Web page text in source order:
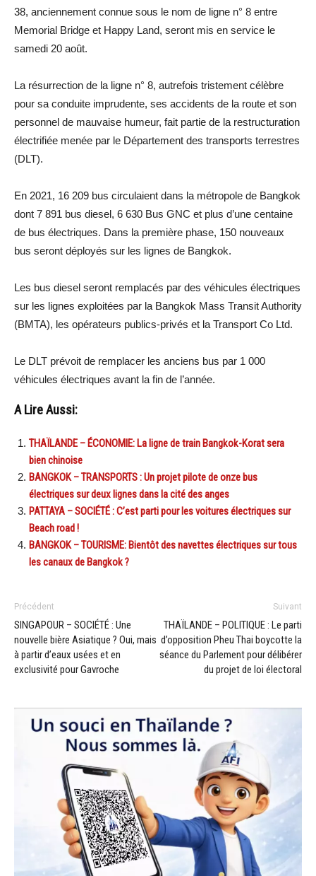
38, anciennement connue sous le nom de ligne n° 8 entre
Memorial Bridge et Happy Land, seront mis en service le
samedi 20 août.
La résurrection de la ligne n° 8, autrefois tristement célèbre
pour sa conduite imprudente, ses accidents de la route et son
personnel de mauvaise humeur, fait partie de la restructuration
électrifiée menée par le Département des transports terrestres
(DLT).
En 2021, 16 209 bus circulaient dans la métropole de Bangkok
dont 7 891 bus diesel, 6 630 Bus GNC et plus d’une centaine
de bus électriques. Dans la première phase, 150 nouveaux
bus seront déployés sur les lignes de Bangkok.
Les bus diesel seront remplacés par des véhicules électriques
sur les lignes exploitées par la Bangkok Mass Transit Authority
(BMTA), les opérateurs publics-privés et la Transport Co Ltd.
Le DLT prévoit de remplacer les anciens bus par 1 000
véhicules électriques avant la fin de l’année.
A Lire Aussi:
THAÏLANDE – ÉCONOMIE: La ligne de train Bangkok-Korat sera
bien chinoise
BANGKOK – TRANSPORTS : Un projet pilote de onze bus
électriques sur deux lignes dans la cité des anges
PATTAYA – SOCIÉTÉ : C’est parti pour les voitures électriques sur
Beach road !
BANGKOK – TOURISME: Bientôt des navettes électriques sur tous
les canaux de Bangkok ?
Précédent
SINGAPOUR – SOCIÉTÉ : Une
nouvelle bière Asiatique ? Oui, mais
à partir d’eaux usées et en
exclusivité pour Gavroche
Suivant
THAÏLANDE – POLITIQUE : Le parti
d’opposition Pheu Thai boycotte la
séance du Parlement pour délibérer
du projet de loi électoral